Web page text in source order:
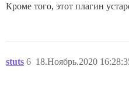
Кроме того, этот плагин
stuts 18.Ноябрь.2020
6